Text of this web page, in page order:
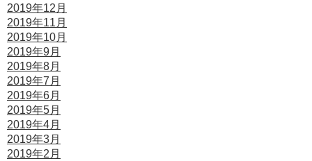
2019年12月
2019年11月
2019年10月
2019年9月
2019年8月
2019年7月
2019年6月
2019年5月
2019年4月
2019年3月
2019年2月